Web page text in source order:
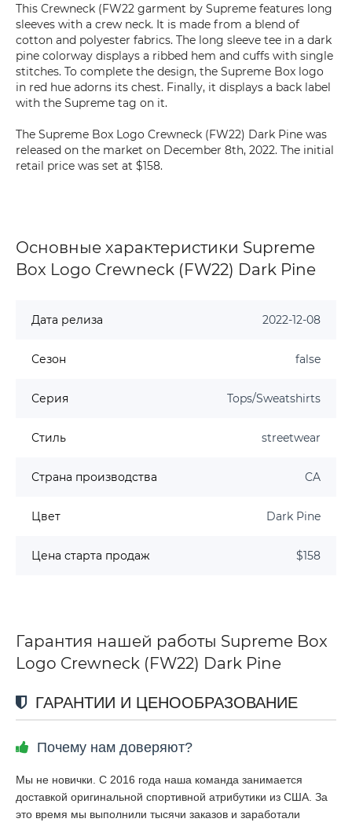
This Crewneck (FW22 garment by Supreme features long
sleeves with a crew neck. It is made from a blend of
cotton and polyester fabrics. The long sleeve tee in a dark
pine colorway displays a ribbed hem and cuffs with single
stitches. To complete the design, the Supreme Box logo
in red hue adorns its chest. Finally, it displays a back label
with the Supreme tag on it.
The Supreme Box Logo Crewneck (FW22) Dark Pine was
released on the market on December 8th, 2022. The initial
retail price was set at $158.
Основные характеристики Supreme
Box Logo Crewneck (FW22) Dark Pine
Дата релиза 2022-12-08
Сезон false
Серия Tops/Sweatshirts
Стиль streetwear
Страна производства CA
Цвет Dark Pine
Цена старта продаж $158
Гарантия нашей работы Supreme Box
Logo Crewneck (FW22) Dark Pine
ГАРАНТИИ И ЦЕНООБРАЗОВАНИЕ
Почему нам доверяют?
Мы не новички. С 2016 года наша команда занимается
доставкой оригинальной спортивной атрибутики из США. За
это время мы выполнили тысячи заказов и заработали